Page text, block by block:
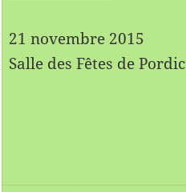
21 novembre 2015
Salle des Fêtes de Pordic